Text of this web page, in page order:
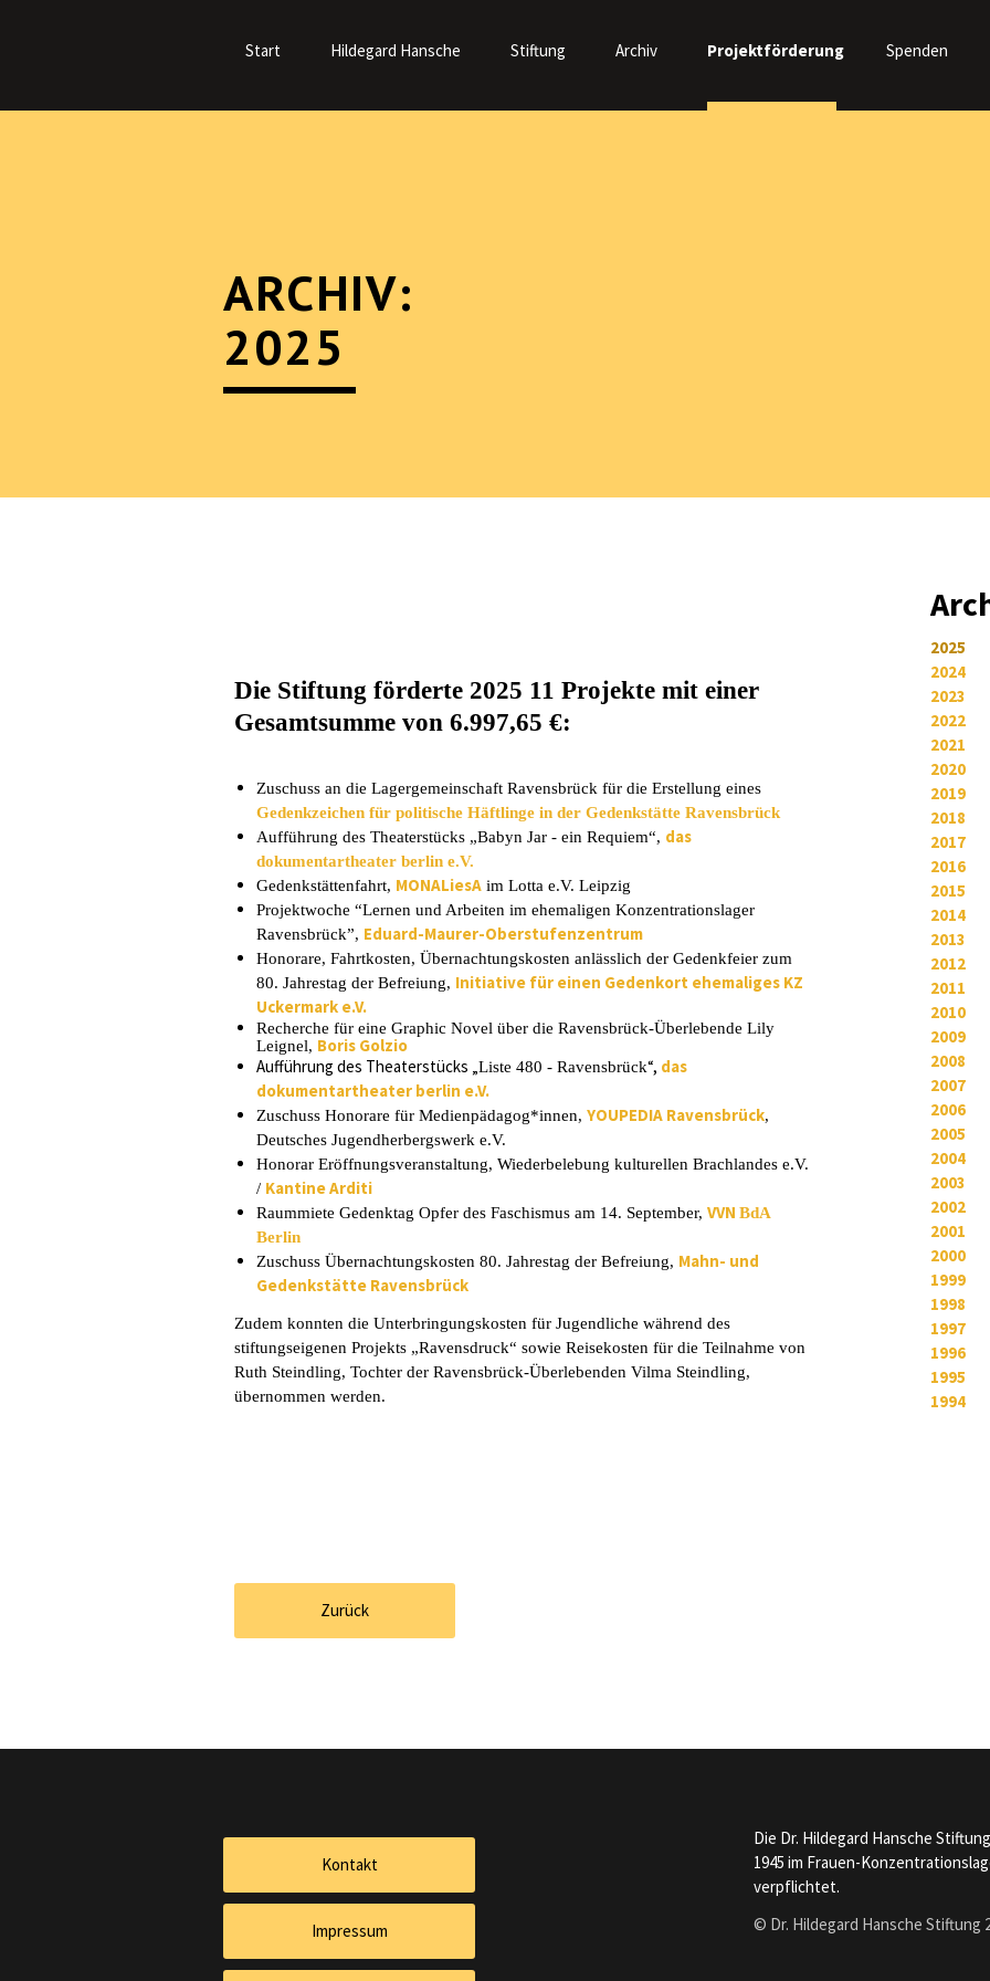
Start Hildegard Hansche Stiftung Archiv Projektförderung Spenden
ARCHIV:
2025
Die Stiftung förderte 2025 11 Projekte mit einer
Gesamtsumme von 6.997,65 €:
Zuschuss an die Lagergemeinschaft Ravensbrück für die Erstellung eines
Gedenkzeichen für politische Häftlinge in der Gedenkstätte Ravensbrück
Aufführung des Theaterstücks „Babyn Jar - ein Requiem“, das
dokumentartheater berlin e.V.
Gedenkstättenfahrt, MONALiesA im Lotta e.V. Leipzig
Projektwoche “Lernen und Arbeiten im ehemaligen Konzentrationslager
Ravensbrück”, Eduard-Maurer-Oberstufenzentrum
Honorare, Fahrtkosten, Übernachtungskosten anlässlich der Gedenkfeier zum
80. Jahrestag der Befreiung, Initiative für einen Gedenkort ehemaliges KZ
Uckermark e.V.
Recherche für eine Graphic Novel über die Ravensbrück-Überlebende Lily
Leignel, Boris Golzio
Aufführung des Theaterstücks „Liste 480 - Ravensbrück“, das
dokumentartheater berlin e.V.
Zuschuss Honorare für Medienpädagog*innen, YOUPEDIA Ravensbrück,
Deutsches Jugendherbergswerk e.V.
Honorar Eröffnungsveranstaltung, Wiederbelebung kulturellen Brachlandes e.V.
/ Kantine Arditi
Raummiete Gedenktag Opfer des Faschismus am 14. September, VVN BdA
Berlin
Zuschuss Übernachtungskosten 80. Jahrestag der Befreiung, Mahn- und
Gedenkstätte Ravensbrück
Zudem konnten die Unterbringungskosten für Jugendliche während des
stiftungseigenen Projekts „Ravensdruck“ sowie Reisekosten für die Teilnahme von
Ruth Steindling, Tochter der Ravensbrück-Überlebenden Vilma Steindling,
übernommen werden.
2025
2024
2023
2022
2021
2020
2019
2018
2017
2016
2015
2014
2013
2012
2011
2010
2009
2008
2007
2006
2005
2004
2003
2002
2001
2000
1999
1998
1997
1996
1995
1994
Zurück
Kontakt
Impressum
Die Dr. Hildegard Hansche
1945 im Frauen-
verpflichtet.
© Dr. Hildegard Hansche Stiftung